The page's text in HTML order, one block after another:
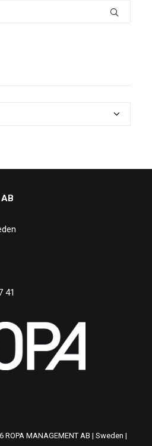
41
MANAGEMENT AB | Sweden |